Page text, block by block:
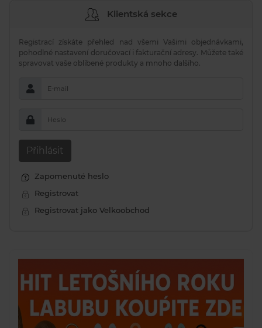
Klientská sekce
Registrací získáte přehled nad všemi Vašimi objednávkami,
pohodlné nastavení doručovací i fakturační adresy. Můžete také
spravovat vaše oblíbené produkty a mnoho dalšího.
E-mail
Heslo
Přihlásit
Zapomenuté heslo
Registrovat
Registrovat jako Velkoobchod